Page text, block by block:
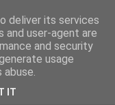
deliver its services
and user-agent are
and security
usage
IT